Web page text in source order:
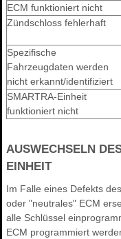
ECM funktioniert nicht
Zündschloss fehlerhaft
Spezifische
Fahrzeugdaten werden
nicht erkannt/identifiziert
SMARTRA-Einheit
funktioniert nicht
AUSWECHSELN
EINHEIT
Im Falle eines Defekts
oder "neutrales" ECM
alle Schlüssel
ECM programmiert